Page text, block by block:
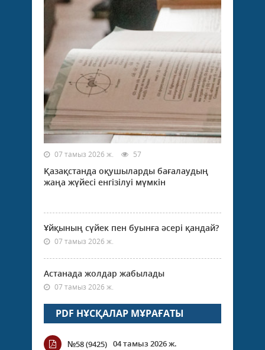
07 тамыз 2026 ж. 57
Қазақстанда оқушыларды бағалаудың
жаңа жүйесі енгізілуі мүмкін
Ұйқының сүйек пен буынға әсері қандай?
07 тамыз 2026 ж.
Астанада жолдар жабылады
07 тамыз 2026 ж.
PDF НҰСҚАЛАР МҰРАҒАТЫ
№58 (9425) 04 тамыз 2026 ж.